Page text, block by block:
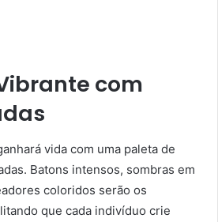
com
vida com uma paleta de
Batons intensos, sombras em
coloridos serão os
que cada indivíduo crie